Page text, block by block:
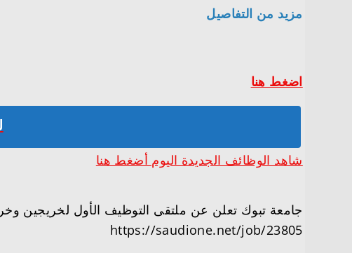
مزيد من التفاصيل
اضغط هنا
شاهد الوظائف الجديدة اليوم أضغط هنا
جامعة تبوك تعلن عن ملتقى التوظيف الأول لخريجين
https://saudione.net/job/23805